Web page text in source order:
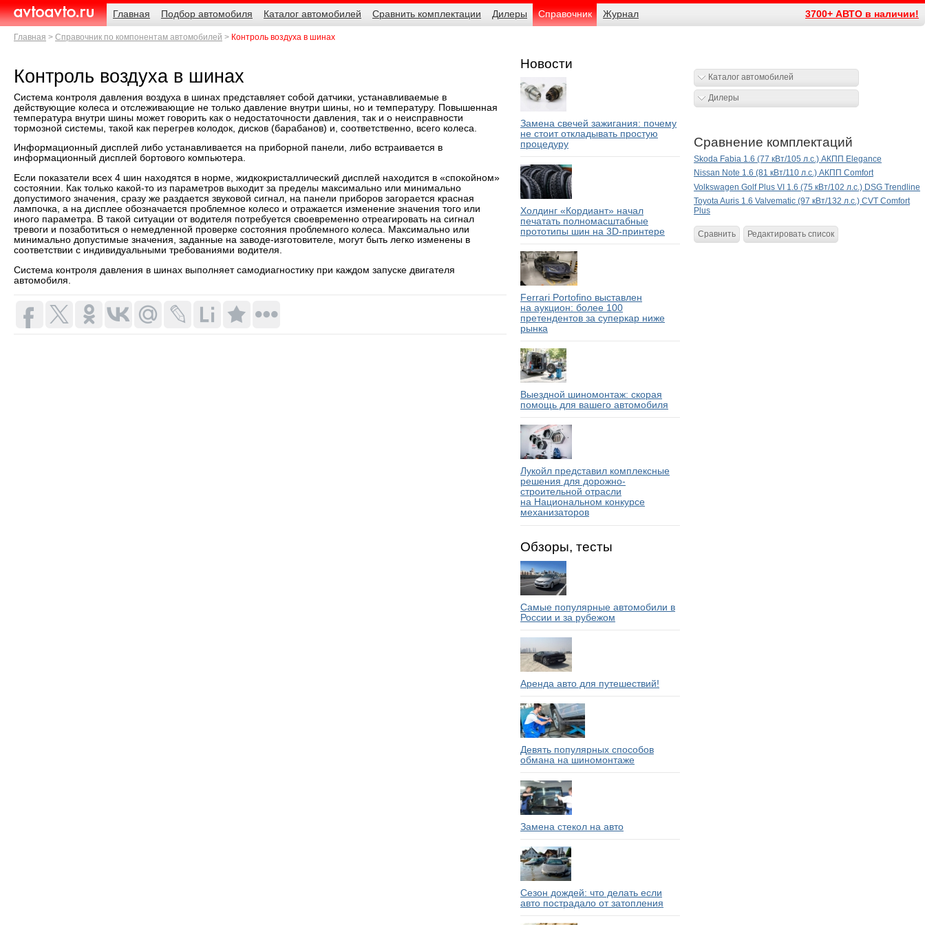
AvtoAvto.ru
Навигация
Главная
Подбор автомобиля Каталог автомобилей Сравнить комплектации Дилеры Справочник Журнал 3700+ АВТО в наличии!
Родительские
страницы
Главная Справочник по компонентам автомобилей Контроль воздуха в шинах
Контроль воздуха в шинах
Система контроля давления воздуха в шинах представляет собой датчики, устанавливаемые в
действующие колеса и отслеживающие не только давление внутри шины, но и температуру. Повышенная
температура внутри шины может говорить как о недостаточности давления, так и о неисправности
тормозной системы, такой как перегрев колодок, дисков (барабанов) и, соответственно, всего колеса.
Информационный дисплей либо устанавливается на приборной панели, либо встраивается в
информационный дисплей бортового компьютера.
Если показатели всех 4 шин находятся в норме, жидкокристаллический дисплей находится в «спокойном»
состоянии. Как только какой-то из параметров выходит за пределы максимально или минимально
допустимого значения, сразу же раздается звуковой сигнал, на панели приборов загорается красная
лампочка, а на дисплее обозначается проблемное колесо и отражается изменение значения того или
иного параметра. В такой ситуации от водителя потребуется своевременно отреагировать на сигнал
тревоги и позаботиться о немедленной проверке состояния проблемного колеса. Максимально или
минимально допустимые значения, заданные на заводе-изготовителе, могут быть легко изменены в
соответствии с индивидуальными требованиями водителя.
Система контроля давления в шинах выполняет самодиагностику при каждом запуске двигателя
автомобиля.
Новости
Замена свечей зажигания: почему
не стоит откладывать простую
процедуру
Холдинг «Кордиант» начал
печатать полномасштабные
прототипы шин на 3D-принтере
Ferrari Portofino выставлен
на аукцион: более 100
претендентов за суперкар ниже
рынка
Выездной шиномонтаж: скорая
помощь для вашего автомобиля
Лукойл представил комплексные
решения для дорожно-
строительной отрасли
на Национальном конкурсе
механизаторов
Обзоры, тесты
Самые популярные автомобили в
России и за рубежом
Аренда авто для путешествий!
Девять популярных способов
обмана на шиномонтаже
Замена стекол на авто
Сезон дождей: что делать если
авто пострадало от затопления
Каталог автомобилей
Дилеры
Сравнение комплектаций
Skoda Fabia 1.6 (77 кВт/105 л.с.) АКПП Elegance
Nissan Note 1.6 (81 кВт/110 л.с.) АКПП Comfort
Volkswagen Golf Plus VI 1.6 (75 кВт/102 л.с.) DSG Trendline
Toyota Auris 1.6 Valvematic (97 кВт/132 л.с.) CVT Comfort
Plus
Сравнить Редактировать список